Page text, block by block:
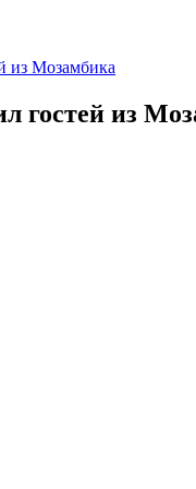
из Мозамбика
гостей из